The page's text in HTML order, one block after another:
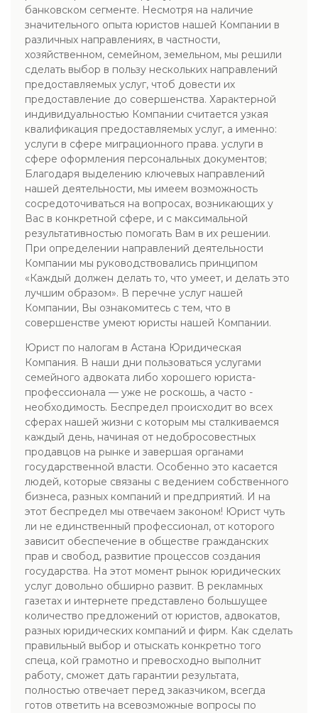
банковском сегменте. Несмотря на наличие
значительного опыта юристов нашей Компании в
различных направлениях, в частности,
хозяйственном, семейном, земельном, мы решили
сделать выбор в пользу нескольких направлений
предоставляемых услуг, чтоб довести их
предоставление до совершенства. Характерной
индивидуальностью Компании считается узкая
квалификация предоставляемых услуг, а именно:
услуги в сфере миграционного права. услуги в
сфере оформления персональных документов;
Благодаря выделению ключевых направлений
нашей деятельности, мы имеем возможность
сосредоточиваться на вопросах, возникающих у
Вас в конкретной сфере, и с максимальной
результативностью помогать Вам в их решении.
При определении направлений деятельности
Компании мы руководствовались принципом
«Каждый должен делать то, что умеет, и делать это
лучшим образом». В перечне услуг нашей
Компании, Вы ознакомитесь с тем, что в
совершенстве умеют юристы нашей Компании.
Юрист по налогам в Астана Юридическая
Компания. В наши дни пользоваться услугами
семейного адвоката либо хорошего юриста-
профессионала — уже не роскошь, а часто -
необходимость. Беспредел происходит во всех
сферах нашей жизни с которым мы сталкиваемся
каждый день, начиная от недобросовестных
продавцов на рынке и завершая органами
государственной власти. Особенно это касается
людей, которые связаны с ведением собственного
бизнеса, разных компаний и предприятий. И на
этот беспредел мы отвечаем законом! Юрист чуть
ли не единственный профессионал, от которого
зависит обеспечение в обществе гражданских
прав и свобод, развитие процессов создания
государства. На этот момент рынок юридических
услуг довольно обширно развит. В рекламных
газетах и интернете представлено большущее
количество предложений от юристов, адвокатов,
разных юридических компаний и фирм. Как сделать
правильный выбор и отыскать конкретно того
спеца, кой грамотно и превосходно выполнит
работу, сможет дать гарантии результата,
полностью отвечает перед заказчиком, всегда
готов ответить на всевозможные вопросы по